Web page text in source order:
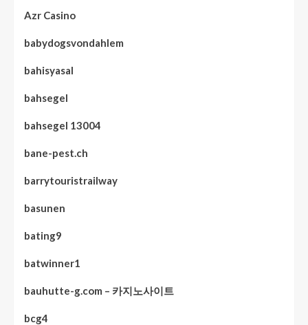
Azr Casino
babydogsvondahlem
bahisyasal
bahsegel
bahsegel 13004
bane-pest.ch
barrytouristrailway
basunen
bating9
batwinner1
bauhutte-g.com – 카지노사이트
bcg4